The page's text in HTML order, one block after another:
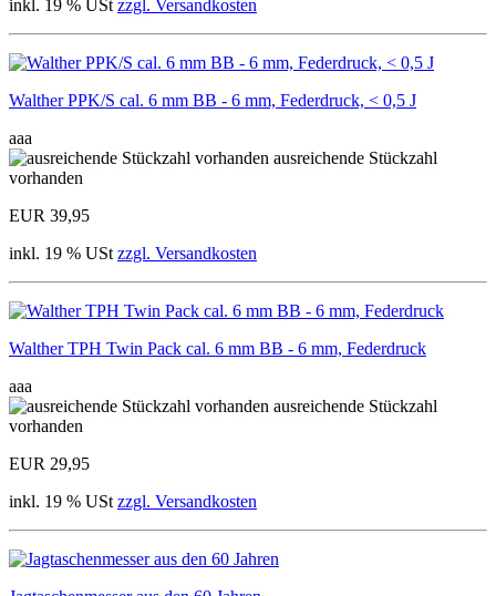
inkl. 19 % USt zzgl. Versandkosten
Walther PPK/S cal. 6 mm BB - 6 mm, Federdruck, < 0,5 J
aaa
ausreichende Stückzahl
vorhanden
EUR 39,95
inkl. 19 % USt zzgl. Versandkosten
Walther TPH Twin Pack cal. 6 mm BB - 6 mm, Federdruck
aaa
ausreichende Stückzahl
vorhanden
EUR 29,95
inkl. 19 % USt zzgl. Versandkosten